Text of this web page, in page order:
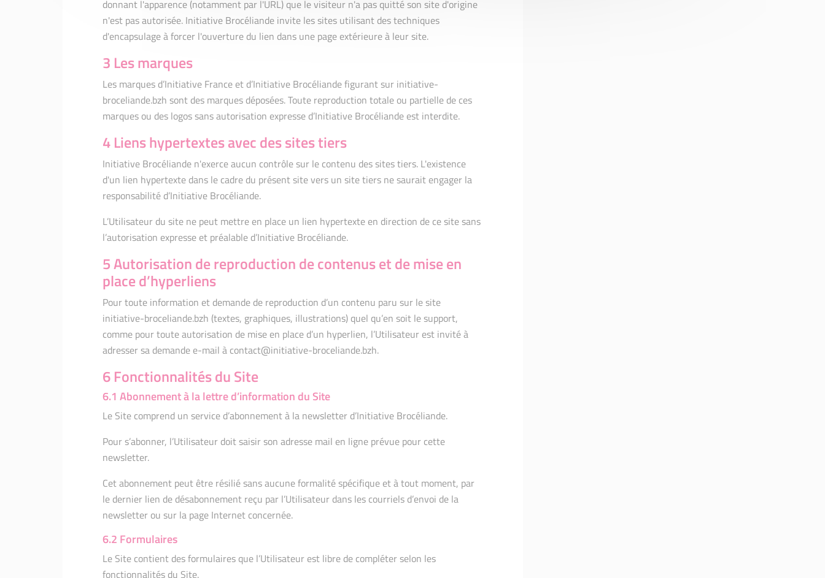
donnant l'apparence (notamment par l'URL) que le visiteur n'a pas quitté son site d'origine
n'est pas autorisée. Initiative Brocéliande invite les sites utilisant des techniques
d'encapsulage à forcer l'ouverture du lien dans une page extérieure à leur site.
3 Les marques
Les marques d’Initiative France et d’Initiative Brocéliande figurant sur initiative-
broceliande.bzh sont des marques déposées. Toute reproduction totale ou partielle de ces
marques ou des logos sans autorisation expresse d’Initiative Brocéliande est interdite.
4 Liens hypertextes avec des sites tiers
Initiative Brocéliande n'exerce aucun contrôle sur le contenu des sites tiers. L'existence
d'un lien hypertexte dans le cadre du présent site vers un site tiers ne saurait engager la
responsabilité d’Initiative Brocéliande.
L’Utilisateur du site ne peut mettre en place un lien hypertexte en direction de ce site sans
l’autorisation expresse et préalable d’Initiative Brocéliande.
5 Autorisation de reproduction de contenus et de mise en
place d’hyperliens
Pour toute information et demande de reproduction d’un contenu paru sur le site
initiative-broceliande.bzh (textes, graphiques, illustrations) quel qu’en soit le support,
comme pour toute autorisation de mise en place d’un hyperlien, l’Utilisateur est invité à
adresser sa demande e-mail à contact@initiative-broceliande.bzh.
6 Fonctionnalités du Site
6.1 Abonnement à la lettre d’information du Site
Le Site comprend un service d’abonnement à la newsletter d’Initiative Brocéliande.
Pour s’abonner, l’Utilisateur doit saisir son adresse mail en ligne prévue pour cette
newsletter.
Cet abonnement peut être résilié sans aucune formalité spécifique et à tout moment, par
le dernier lien de désabonnement reçu par l’Utilisateur dans les courriels d’envoi de la
newsletter ou sur la page Internet concernée.
6.2 Formulaires
Le Site contient des formulaires que l’Utilisateur est libre de compléter selon les
fonctionnalités du Site.